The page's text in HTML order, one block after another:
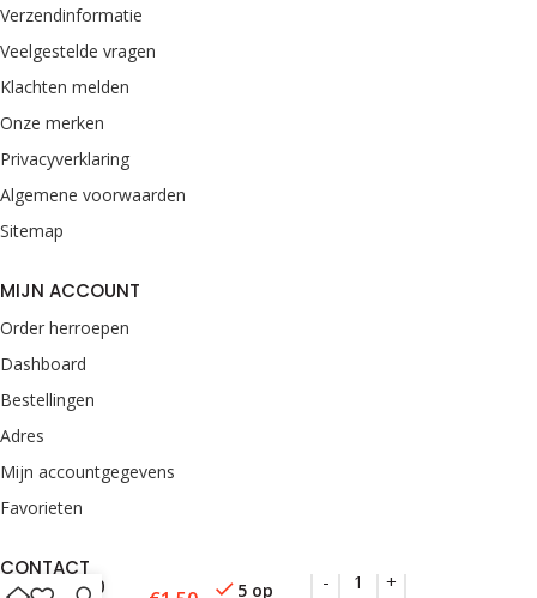
Verzendinformatie
Veelgestelde vragen
Klachten melden
Onze merken
Privacyverklaring
Algemene voorwaarden
Sitemap
MIJN ACCOUNT
Order herroepen
Dashboard
Bestellingen
Adres
Mijn accountgegevens
Favorieten
CONTACTPrism
100
5 op